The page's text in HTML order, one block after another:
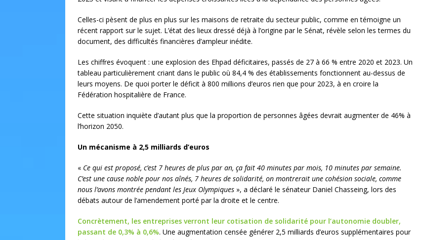
Celles-ci pèsent de plus en plus sur les maisons de retraite du secteur public, comme en témoigne un
récent rapport sur le sujet. L’état des lieux dressé déjà à l’origine par le Sénat, révèle selon les termes du
document, des difficultés financières d’ampleur inédite.
Les chiffres évoquent : une explosion des Ehpad déficitaires, passés de 27 à 66 % entre 2020 et 2023. Un
tableau particulièrement criant dans le public où 84,4 % des établissements fonctionnent au-dessus de
leurs moyens. De quoi porter le déficit à 800 millions d’euros rien que pour 2023, à en croire la
Fédération hospitalière de France.
Cette situation inquiète d’autant plus que la proportion de personnes âgées devrait augmenter de 46% à
l’horizon 2050.
Un mécanisme à 2,5 milliards d’euros
« Ce qui est proposé, c’est 7 heures de plus par an, ça fait 40 minutes par mois, 10 minutes par semaine.
C’est une cause noble pour nos aînés, 7 heures de solidarité, on montrerait une cohésion sociale, comme
nous l’avons montrée pendant les Jeux Olympiques », a déclaré le sénateur Daniel Chasseing, lors des
débats autour de l’amendement porté par la droite et le centre.
Concrètement, les entreprises verront leur cotisation de solidarité pour l’autonomie doubler,
passant de 0,3% à 0,6%. Une augmentation censée générer 2,5 milliards d’euros supplémentaires pour